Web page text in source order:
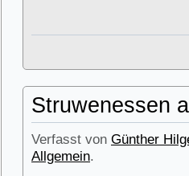
Struwenessen
Verfasst von Günther
Allgemein.